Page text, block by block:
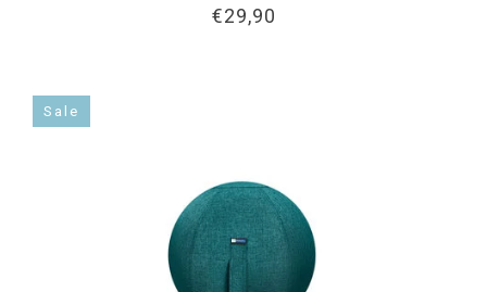
€29,90
Sale